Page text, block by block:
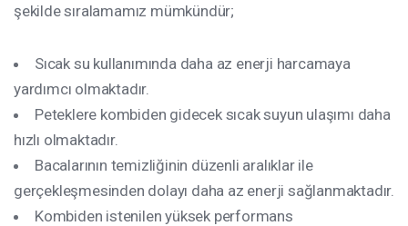
şekilde sıralamamız mümkündür;
Sıcak su kullanımında daha az enerji harcamaya
yardımcı olmaktadır.
Peteklere kombiden gidecek sıcak suyun ulaşımı daha
hızlı olmaktadır.
Bacalarının temizliğinin düzenli aralıklar ile
gerçekleşmesinden dolayı daha az enerji sağlanmaktadır.
Kombiden istenilen yüksek performans